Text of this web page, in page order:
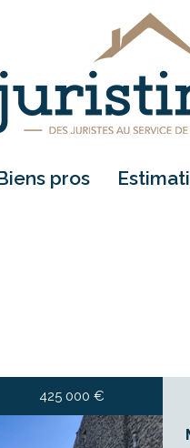
biens pros
5KM
425 000 €